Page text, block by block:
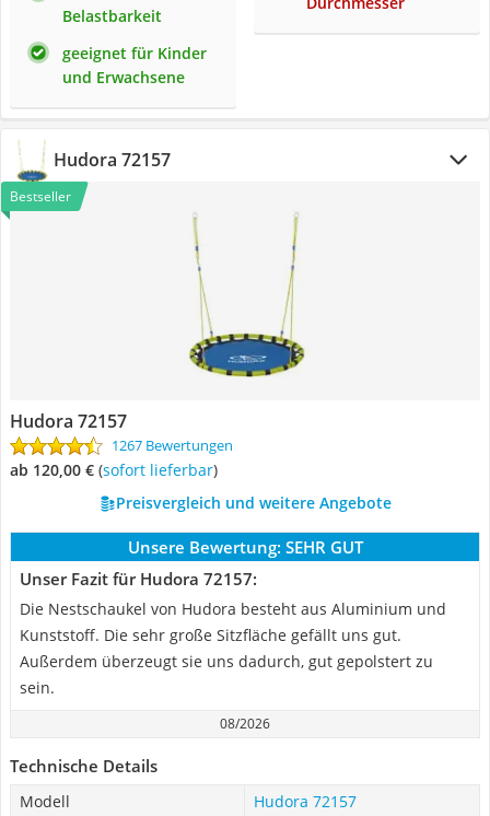
Belastbarkeit
geeignet für Kinder
und Erwachsene
Hudora 72157
Bestseller
Hudora 72157
1267 Bewertungen
ab 120,00 € ( Sofort lieferbar)
Preisvergleich und weitere Angebote
Unsere Bewertung: SEHR GUT
Unser Fazit für Hudora 72157:
Die Nestschaukel von Hudora besteht aus Aluminium und
Kunststoff. Die sehr große Sitzfläche gefällt uns gut.
Außerdem überzeugt sie uns dadurch, gut gepolstert zu
sein.
08/2026
Technische Details
Modell
Hudora 72157